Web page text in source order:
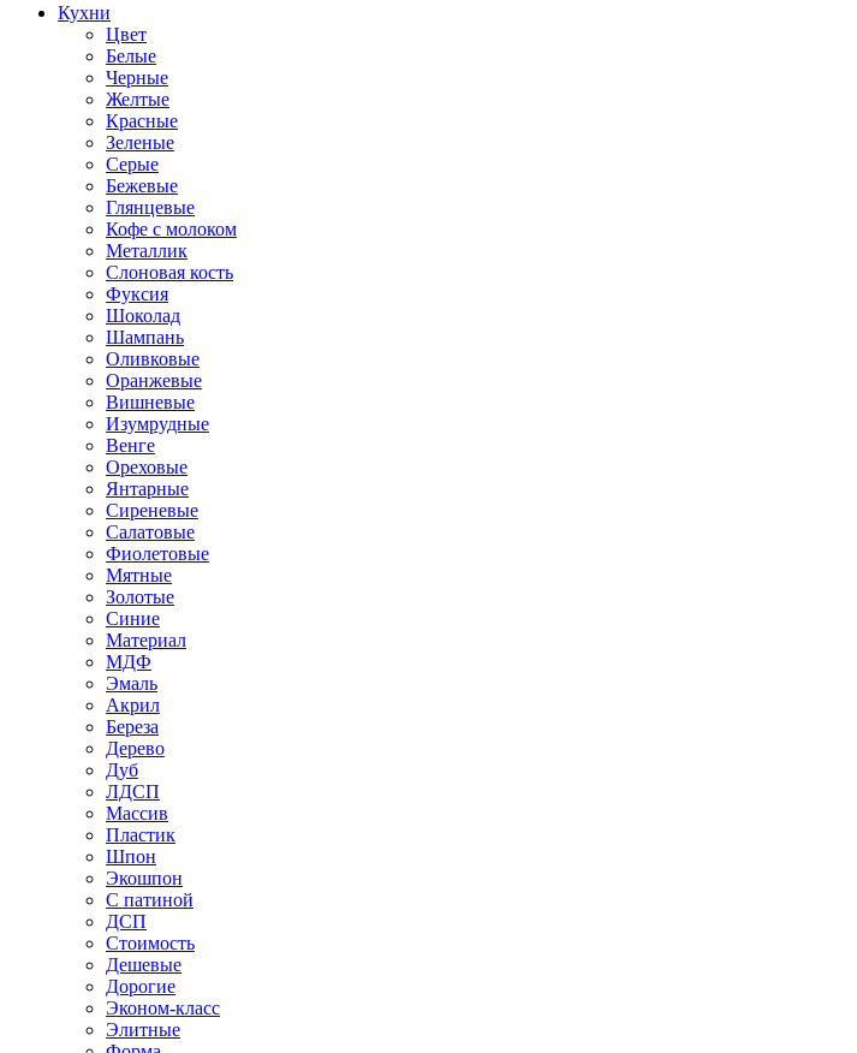
Кухни
Цвет
Белые
Черные
Желтые
Красные
Зеленые
Серые
Бежевые
Глянцевые
Кофе с молоком
Металлик
Слоновая кость
Фуксия
Шоколад
Шампань
Оливковые
Оранжевые
Вишневые
Изумрудные
Венге
Ореховые
Янтарные
Сиреневые
Салатовые
Фиолетовые
Мятные
Золотые
Синие
Материал
МДФ
Эмаль
Акрил
Береза
Дерево
Дуб
ЛДСП
Массив
Пластик
Шпон
Экошпон
С патиной
ДСП
Стоимость
Дешевые
Дорогие
Эконом-класс
Элитные